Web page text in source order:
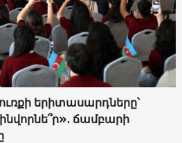
երիտասարդները՝
ճամբարի